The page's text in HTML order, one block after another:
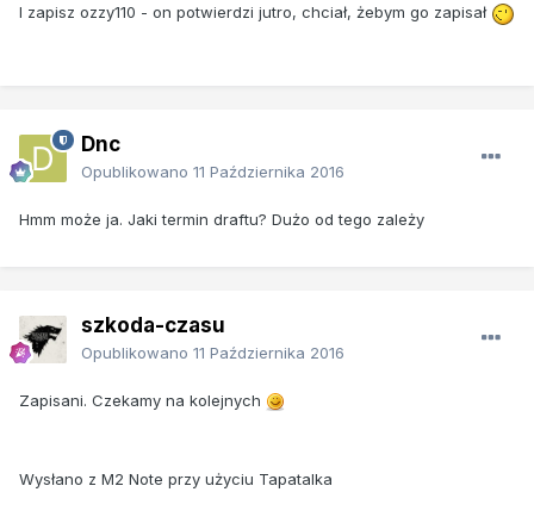
I zapisz ozzy110 - on potwierdzi jutro, chciał, żebym go zapisał
Dnc
Opublikowano 11 Października 2016
Hmm może ja. Jaki termin draftu? Dużo od tego zależy
szkoda-czasu
Opublikowano 11 Października 2016
Zapisani. Czekamy na kolejnych
Wysłano z M2 Note przy użyciu Tapatalka